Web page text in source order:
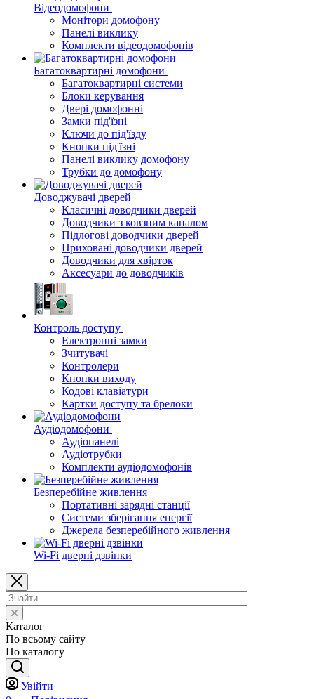
Відеодомофони
Монітори домофону
Панелі виклику
Комплекти відеодомофонів
Багатоквартирні домофони
Багатоквартирні системи
Блоки керування
Двері домофонні
Замки під'їзні
Ключи до під'їзду
Кнопки під'їзні
Панелі виклику домофону
Трубки до домофону
Доводжувачі дверей
Класичні доводчики дверей
Доводчики з ковзним каналом
Підлогові доводчики дверей
Приховані доводчики дверей
Доводчики для хвірток
Аксесуари до доводчиків
Контроль доступу
Електронні замки
Зчитувачі
Контролери
Кнопки виходу
Кодові клавіатури
Картки доступу та брелоки
Аудіодомофони
Аудіопанелі
Аудіотрубки
Комплекти аудіодомофонів
Безперебійне живлення
Портативні зарядні станції
Системи зберігання енергії
Джерела безперебійного живлення
Wi-Fi дверні дзвінки
Каталог
По всьому сайту
По каталогу
Увійти